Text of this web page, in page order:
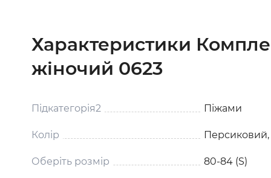
Характеристики
жіночий 0623
Підкатегорія2 Піжами
Колір
Оберіть розмір 80-84 (S)